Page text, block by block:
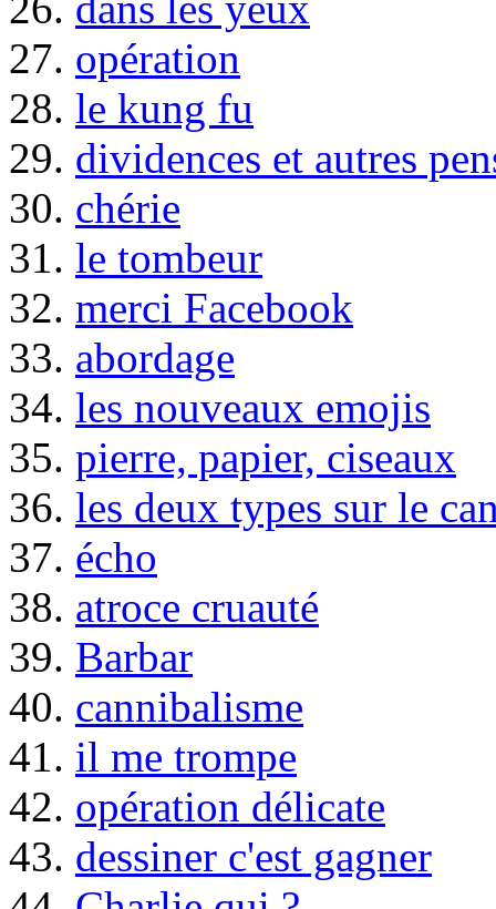
27. opération
28. le kung fu
29. dividences et autres
30. chérie
31. le tombeur
32. merci Facebook
33. abordage
34. les nouveaux emojis
35. pierre, papier, ciseaux
36. les deux types sur le
37. écho
38. atroce cruauté
39. Barbar
40. cannibalisme
41. il me trompe
42. opération délicate
43. dessiner c'est gagner